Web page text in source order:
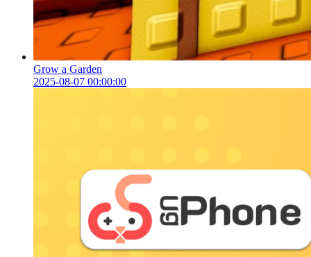
Grow a Garden
2025-08-07 00:00:00